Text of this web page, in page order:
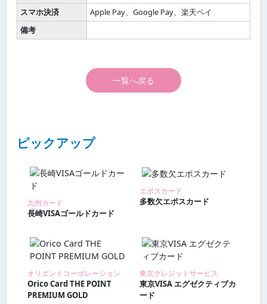
スマホ決済
Apple Pay、Google Pay、楽天ペイ
備考
一覧へ戻る
ピックアップ
九州カード
長崎VISAゴールドカード
エポスカード
多数欠エポスカード
オリエントコーポレーション
Orico Card THE POINT
PREMIUM GOLD
東京クレジットサービス
東京VISA エグゼクティブカ
ード